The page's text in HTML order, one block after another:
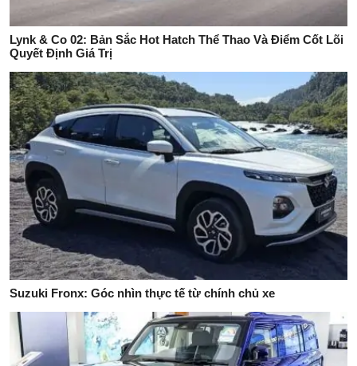
Lynk & Co 02: Bản Sắc Hot Hatch Thể Thao Và Điểm Cốt Lõi
Quyết Định Giá Trị
Suzuki Fronx: Góc nhìn thực tế từ chính chủ xe